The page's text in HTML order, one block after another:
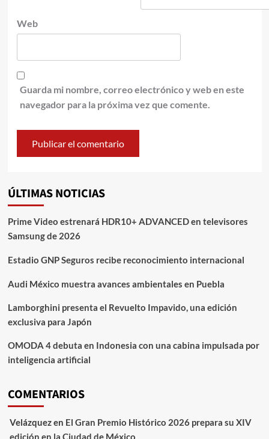
Web
Guarda mi nombre, correo electrónico y web en este
navegador para la próxima vez que comente.
ÚLTIMAS NOTICIAS
Prime Video estrenará HDR10+ ADVANCED en televisores
Samsung de 2026
Estadio GNP Seguros recibe reconocimiento internacional
Audi México muestra avances ambientales en Puebla
Lamborghini presenta el Revuelto Impavido, una edición
exclusiva para Japón
OMODA 4 debuta en Indonesia con una cabina impulsada por
inteligencia artificial
COMENTARIOS
Velázquezen El Gran Premio Histórico 2026 prepara su XIV
edición en la Ciudad de México